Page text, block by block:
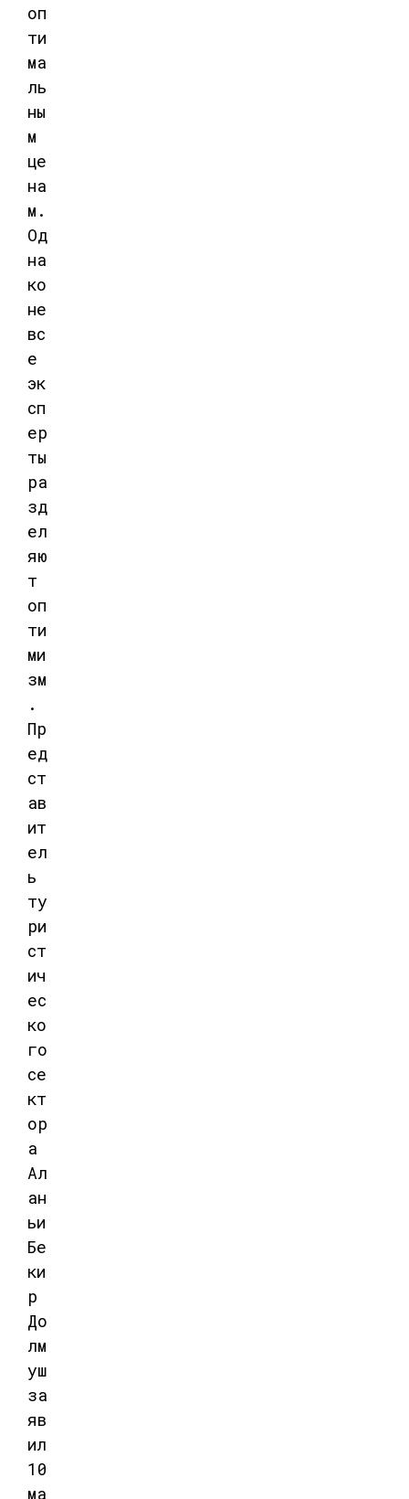
оп
ти
ма
ль
ны
м
це
на
м .
Од
на
ко
не
вс
е
эк
сп
ер
ты
ра
зд
ел
яю
т
оп
ти
ми
зм
.
Пр
ед
ст
ав
ит
ел
ь
ту
ри
ст
ич
ес
ко
го
се
кт
ор
а
Ал
ан
ьи
Бе
ки
р
До
лм
уш
за
яв
ил
10
ма